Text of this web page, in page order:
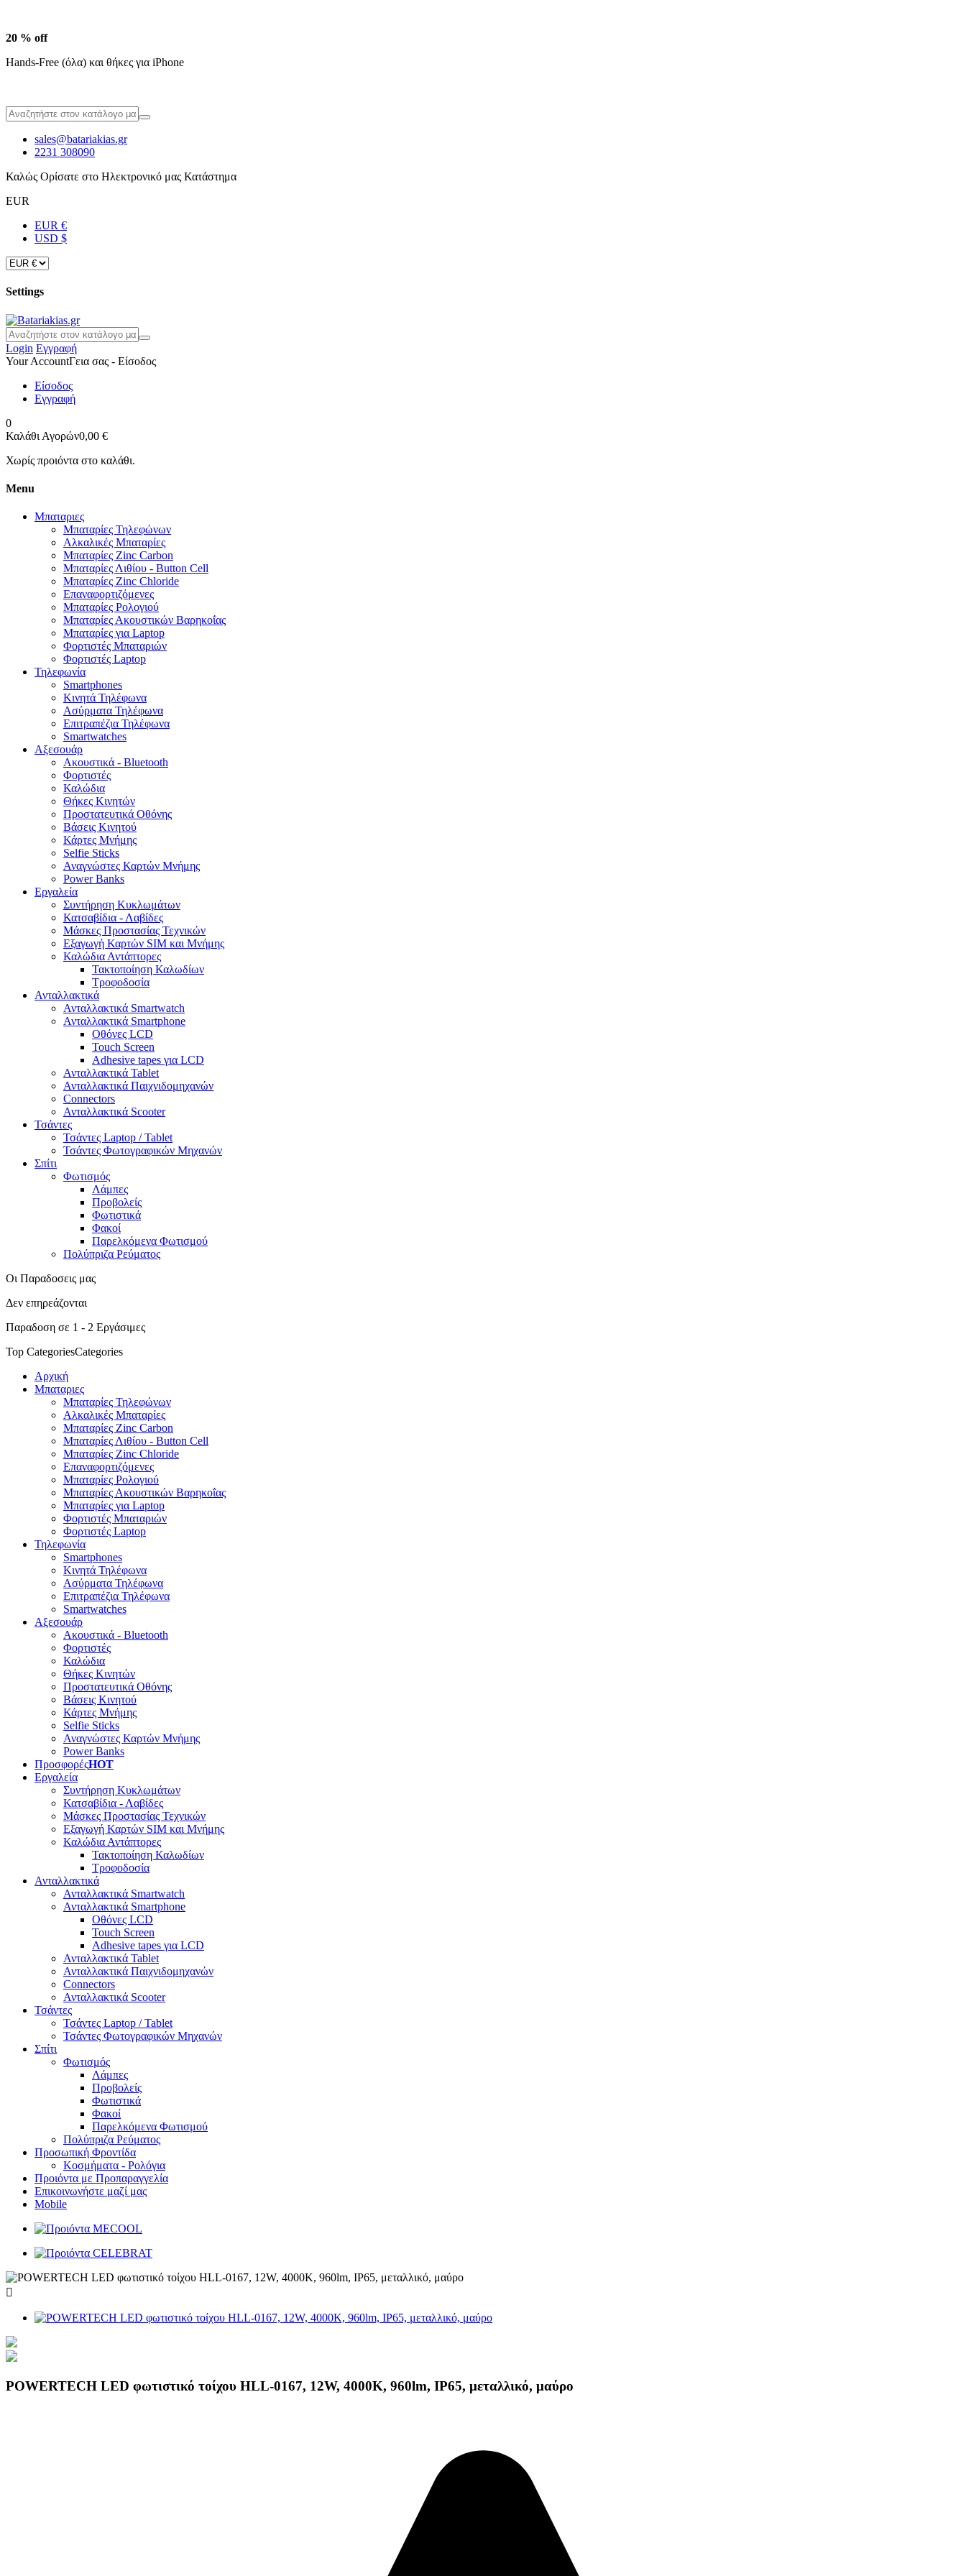
20 % off
Hands-Free (όλα) και θήκες για iPhone
sales@batariakias.gr
2231 308090
Καλώς Ορίσατε στο Ηλεκτρονικό μας Κατάστημα
EUR
EUR €
USD $
Settings
Login Εγγραφή
Your AccountΓεια σας - Είσοδος
Είσοδος
Εγγραφή
0
Καλάθι Αγορών0,00 €
Χωρίς προιόντα στο καλάθι.
Menu
Μπαταριες
Μπαταρίες Τηλεφώνων
Αλκαλικές Μπαταρίες
Μπαταρίες Zinc Carbon
Μπαταρίες Λιθίου - Button Cell
Μπαταρίες Zinc Chloride
Επαναφορτιζόμενες
Μπαταρίες Ρολογιού
Μπαταρίες Ακουστικών Βαρηκοΐας
Μπαταρίες για Laptop
Φορτιστές Μπαταριών
Φορτιστές Laptop
Τηλεφωνία
Smartphones
Κινητά Τηλέφωνα
Ασύρματα Τηλέφωνα
Επιτραπέζια Τηλέφωνα
Smartwatches
Αξεσουάρ
Ακουστικά - Bluetooth
Φορτιστές
Καλώδια
Θήκες Κινητών
Προστατευτικά Οθόνης
Βάσεις Κινητού
Κάρτες Μνήμης
Selfie Sticks
Αναγνώστες Καρτών Μνήμης
Power Banks
Εργαλεία
Συντήρηση Κυκλωμάτων
Κατσαβίδια - Λαβίδες
Μάσκες Προστασίας Τεχνικών
Εξαγωγή Καρτών SIM και Μνήμης
Καλώδια Αντάπτορες
Τακτοποίηση Καλωδίων
Τροφοδοσία
Ανταλλακτικά
Ανταλλακτικά Smartwatch
Ανταλλακτικά Smartphone
Οθόνες LCD
Touch Screen
Adhesive tapes για LCD
Ανταλλακτικά Tablet
Ανταλλακτικά Παιχνιδομηχανών
Connectors
Ανταλλακτικά Scooter
Τσάντες
Τσάντες Laptop / Tablet
Τσάντες Φωτoγραφικών Μηχανών
Σπίτι
Φωτισμός
Λάμπες
Προβολείς
Φωτιστικά
Φακοί
Παρελκόμενα Φωτισμού
Πολύπριζα Ρεύματος
Οι Παραδοσεις μας
Δεν επηρεάζονται
Παραδοση σε 1 - 2 Εργάσιμες
Top CategoriesCategories
Αρχική
Μπαταριες
Μπαταρίες Τηλεφώνων
Αλκαλικές Μπαταρίες
Μπαταρίες Zinc Carbon
Μπαταρίες Λιθίου - Button Cell
Μπαταρίες Zinc Chloride
Επαναφορτιζόμενες
Μπαταρίες Ρολογιού
Μπαταρίες Ακουστικών Βαρηκοΐας
Μπαταρίες για Laptop
Φορτιστές Μπαταριών
Φορτιστές Laptop
Τηλεφωνία
Smartphones
Κινητά Τηλέφωνα
Ασύρματα Τηλέφωνα
Επιτραπέζια Τηλέφωνα
Smartwatches
Αξεσουάρ
Ακουστικά - Bluetooth
Φορτιστές
Καλώδια
Θήκες Κινητών
Προστατευτικά Οθόνης
Βάσεις Κινητού
Κάρτες Μνήμης
Selfie Sticks
Αναγνώστες Καρτών Μνήμης
Power Banks
ΠροσφορέςHOT
Εργαλεία
Συντήρηση Κυκλωμάτων
Κατσαβίδια - Λαβίδες
Μάσκες Προστασίας Τεχνικών
Εξαγωγή Καρτών SIM και Μνήμης
Καλώδια Αντάπτορες
Τακτοποίηση Καλωδίων
Τροφοδοσία
Ανταλλακτικά
Ανταλλακτικά Smartwatch
Ανταλλακτικά Smartphone
Οθόνες LCD
Touch Screen
Adhesive tapes για LCD
Ανταλλακτικά Tablet
Ανταλλακτικά Παιχνιδομηχανών
Connectors
Ανταλλακτικά Scooter
Τσάντες
Τσάντες Laptop / Tablet
Τσάντες Φωτoγραφικών Μηχανών
Σπίτι
Φωτισμός
Λάμπες
Προβολείς
Φωτιστικά
Φακοί
Παρελκόμενα Φωτισμού
Πολύπριζα Ρεύματος
Προσωπική Φροντίδα
Κοσμήματα - Ρολόγια
Προιόντα με Προπαραγγελία
Επικοινωνήστε μαζί μας
Mobile

POWERTECH LED φωτιστικό τοίχου HLL-0167, 12W, 4000K, 960lm, IP65, μεταλλικό, μαύρο